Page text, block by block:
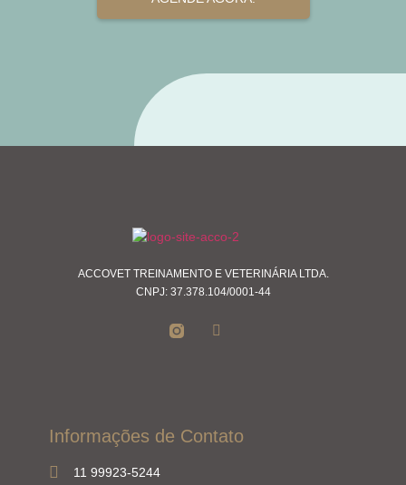
ACCOVET TREINAMENTO E VETERINÁRIA LTDA.
CNPJ: 37.378.104/0001-44
Informações de Contato
11 99923-5244